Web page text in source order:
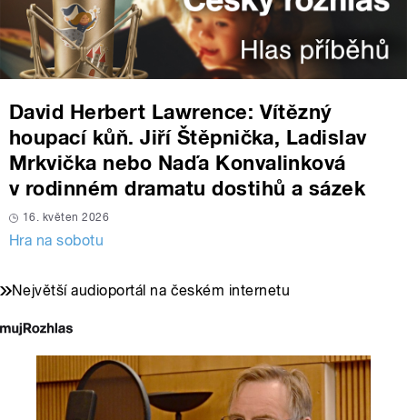
David Herbert Lawrence: Vítězný
houpací kůň. Jiří Štěpnička, Ladislav
Mrkvička nebo Naďa Konvalinková
v rodinném dramatu dostihů a sázek
16. květen 2026
Hra na sobotu
Největší audioportál na českém internetu